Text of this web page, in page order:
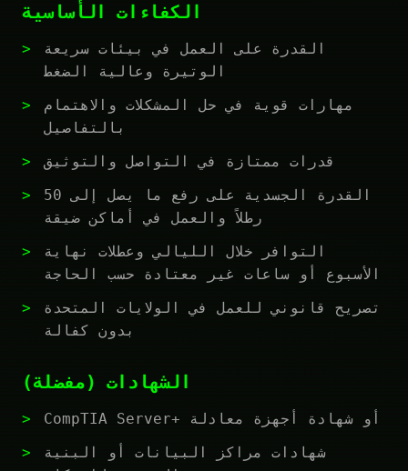
الكفاءات الأساسية
القدرة على العمل في بيئات سريعة
الوتيرة وعالية الضغط
مهارات قوية في حل المشكلات والاهتمام
بالتفاصيل
قدرات ممتازة في التواصل والتوثيق
القدرة الجسدية على رفع ما يصل إلى 50
رطلاً والعمل في أماكن ضيقة
التوافر خلال الليالي وعطلات نهاية
الأسبوع أو ساعات غير معتادة حسب الحاجة
تصريح قانوني للعمل في الولايات المتحدة
بدون كفالة
الشهادات (مفضلة)
CompTIA Server+ أو شهادة أجهزة معادلة
شهادات مراكز البيانات أو البنية